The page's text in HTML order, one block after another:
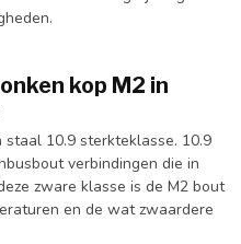
kop M2 in
staal 10.9 sterkteklasse. 10.9
verbindingen die in
zware klasse is de M2 bout
en de wat zwaardere